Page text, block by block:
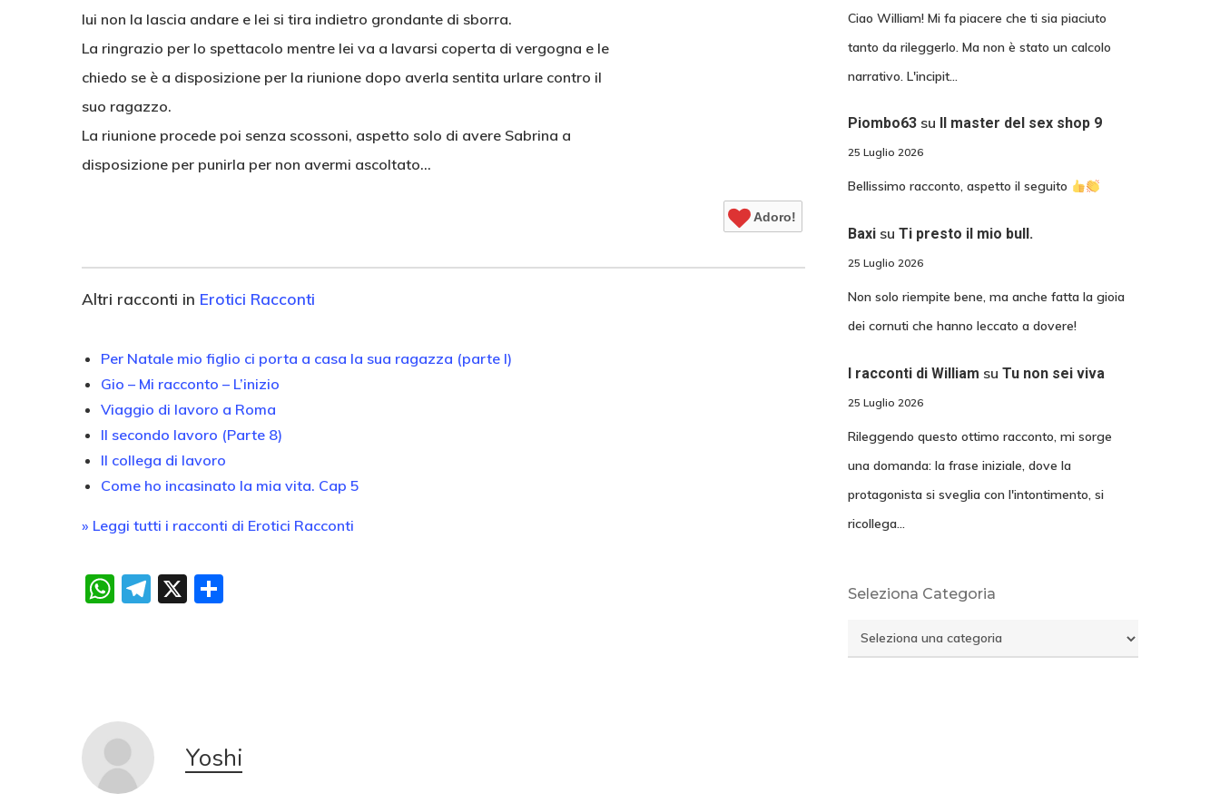
lui non la lascia andare e lei si tira indietro grondante di sborra.
La ringrazio per lo spettacolo mentre lei va a lavarsi coperta di vergogna e le
chiedo se è a disposizione per la riunione dopo averla sentita urlare contro il
suo ragazzo.
La riunione procede poi senza scossoni, aspetto solo di avere Sabrina a
disposizione per punirla per non avermi ascoltato…
Adoro!
Altri racconti in Erotici Racconti
Per Natale mio figlio ci porta a casa la sua ragazza (parte I)
Gio – Mi racconto – L’inizio
Viaggio di lavoro a Roma
Il secondo lavoro (Parte 8)
Il collega di lavoro
Come ho incasinato la mia vita. Cap 5
» Leggi tutti i racconti di Erotici Racconti
WhatsApp
Telegram
X
Yoshi
Ciao William! Mi fa piacere che ti sia piaciuto
tanto da rileggerlo. Ma non è stato un calcolo
narrativo. L'incipit…
Piombo63su Il master del sex shop 9
25 Luglio 2026
Bellissimo racconto, aspetto il seguito
Baxisu Ti presto il mio bull.
25 Luglio 2026
Non solo riempite bene, ma anche fatta la gioia
dei cornuti che hanno leccato a dovere!
I racconti di William su Tu non sei viva
25 Luglio 2026
Rileggendo questo ottimo racconto, mi sorge
una domanda: la frase iniziale, dove la
protagonista si sveglia con l'intontimento, si
ricollega…
Seleziona Categoria
Seleziona
Categoria